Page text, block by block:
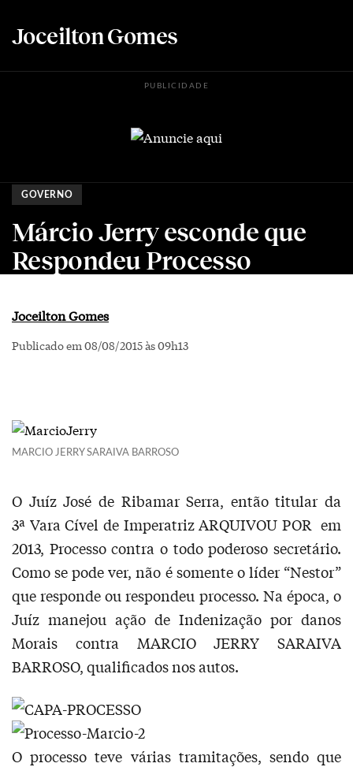
Joceilton Gomes
PUBLICIDADE
GOVERNO
Márcio Jerry esconde que
Respondeu Processo
Joceilton Gomes
Publicado em 08/08/2015 às 09h13
MARCIO JERRY SARAIVA BARROSO
O Juíz José de Ribamar Serra, então titular da
3ª Vara Cível de Imperatriz ARQUIVOU POR em
2013, Processo contra o todo poderoso secretário.
Como se pode ver, não é somente o líder “Nestor”
que responde ou respondeu processo. Na época, o
Juíz manejou ação de Indenização por danos
Morais contra MARCIO JERRY SARAIVA
BARROSO, qualificados nos autos.
O processo teve várias tramitações, sendo que